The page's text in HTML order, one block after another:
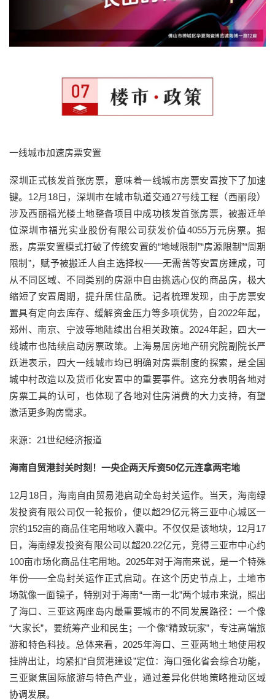
一线城市加速房票安置
深圳正式核发首张房票，意味着一线城市房票安置按下了加速
键。12月18日，深圳市在城市轨道交通27号线工程（西丽段）
涉及西丽福光楼土地整备项目中成功核发首张房票，被搬迁单
位深圳市福光实业股份有限公司获发价值4055万元房票。据
悉，房票安置模式打破了传统安置的“地域限制”“房源限制”“周期
限制”，赋予被搬迁人自主选择权——无需苦等安置房建成，可
从不同区域、不同类别的房源中自由挑选心仪的商品房，极大
缩短了安置周期，提升居住品质。记者梳理发现，由于房票安
置具有定向去库存、缓解资金压力等多项优势，自2022年起，
郑州、南京、宁波等地陆续出台相关政策。2024年起，四大一
线城市也陆续启动房票政策。上海易居房地产研究院副院长严
跃进表示，四大一线城市均已明确对房票制度的探索，是全国
城中村改造以及货币化安置中的重要事件。这充分表明各地对
房票工具的认可，也体现了各地对住房消费的大力支持，有望
激活更多购房需求。
来源：21世纪经济报道
海南自贸港封关时刻！一央企两天斥资50亿元连拿两宅地
12月18日，海南自由贸易港启动全岛封关运作。当天，海南绿
发投资有限公司仅一轮报价，便以超29亿元将三亚中心城区一
宗约152亩的商品住宅用地收入囊中。不仅仅是该地块，12月17
日，海南绿发投资有限公司以超20.22亿元，竞得三亚市中心约
100亩市场化商品住宅用地。2025年对于海南来说，是一个特殊
年份——全岛封关运作正式启动。在这个历史节点上，土地市
场就像一面镜子，特别对于海南“一南一北”两个城市来说，照出
了海口、三亚这两座岛内最重要城市的不同发展路径：一个像
“大家长”，要统筹产业和民生；一个像“精致玩家”，专注高端旅
游和特色科技。总体来看，2025年海口、三亚两地土地使用权
挂牌出让，均紧扣“自贸港建设”定位：海口强化省会综合功能，
三亚聚焦国际旅游与特色产业，通过差异化供地策略推动区域
协调发展。